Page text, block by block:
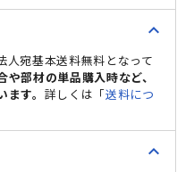
expand_less
人宛基本送料無料となって
部材の単品購入時など、
す。 詳しくは「送料につ
expand_less